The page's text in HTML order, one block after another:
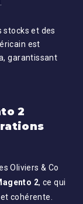
stocks et des
est
garantissant
2
Oliviers & Co
2, ce qui
cohérente.